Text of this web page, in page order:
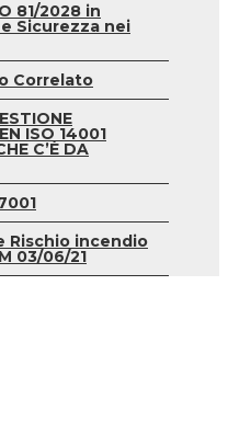
81/2028 in
Sicurezza nei
Correlato
ISO 14001
C’È DA
Rischio incendio
03/06/21